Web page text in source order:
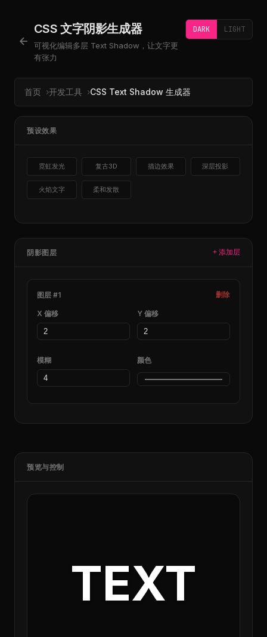
CSS 文字阴影生成器
可视化编辑多层 Text Shadow，让文字更
有张力
DARK LIGHT
首页 开发工具 CSS Text Shadow 生成器
预设效果
霓虹发光 复古3D 描边效果 深层投影
火焰文字 柔和发散
阴影图层 + 添加层
图层 #1 删除
X 偏移 Y 偏移
模糊 颜色
预览与控制
TEXT